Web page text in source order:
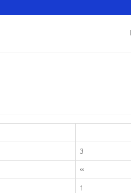
3
∞
1